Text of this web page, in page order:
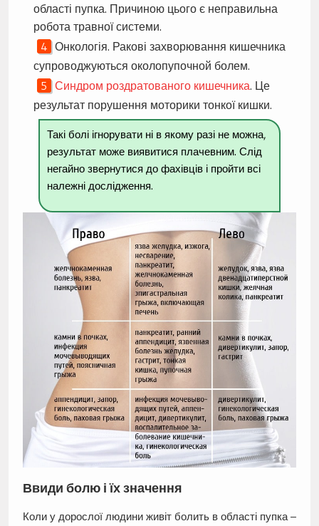
області пупка. Причиною цього є неправильна
робота травної системи.
Онкологія. Ракові захворювання кишечника
супроводжуються околопупочной болем.
Синдром роздратованого кишечника. Це
результат порушення моторики тонкої кишки.
Такі болі ігнорувати ні в якому разі не можна,
результат може виявитися плачевним. Слід
негайно звернутися до фахівців і пройти всі
належні дослідження.
Ввиди болю і їх значення
Коли у дорослої людини живіт болить в області пупка –